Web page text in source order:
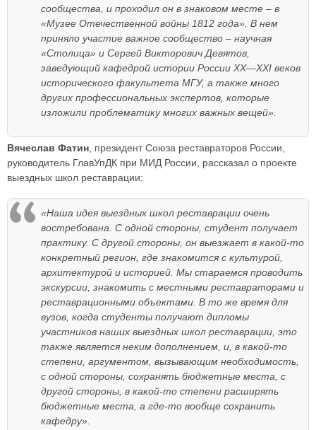
сообщества, и проходил он в знаковом месте – в
«Музее Отечественной войны 1812 года». В нем
приняло участие важное сообщество – научная
«Столица» и Сергей Викторович Девятов,
заведующий кафедрой истории России XX—XXI веков
исторического факультета МГУ, а также много
других профессиональных экспертов, которые
изложили проблематику многих важных вещей».
Вячеслав Фатин , президент Союза реставраторов России,
руководитель ГлавУпДК при МИД России, рассказал о проекте
выездных школ реставрации:
«Наша идея выездных школ реставрации очень
востребована. С одной стороны, студент получает
практику. С другой стороны, он выезжает в какой-то
конкретный регион, где знакомится с культурой,
архитектурой и историей. Мы стараемся проводить
экскурсии, знакомить с местными реставраторами и
реставрационными объектами. В то же время для
вузов, когда студенты получают дипломы
участников наших выездных школ реставрации, это
также является неким дополнением, и, в какой-то
степени, аргументом, вызывающим необходимость,
с одной стороны, сохранять бюджетные места, с
другой стороны, в какой-то степени расширять
бюджетные места, а где-то вообще сохранить
кафедру».